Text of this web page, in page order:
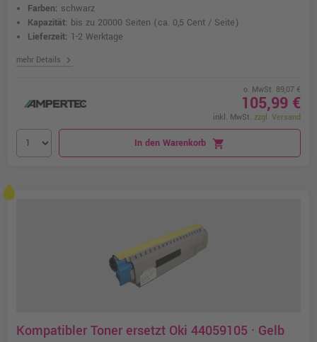
Farben: schwarz
Kapazität: bis zu 20000 Seiten (ca. 0,5 Cent / Seite)
Lieferzeit: 1-2 Werktage
mehr Details chevron_right
o. MwSt. 89,07 €
105,99 €
inkl. MwSt. zzgl. Versand
In den Warenkorb shopping_cart
Kompatibler Toner ersetzt Oki 44059105 · Gelb